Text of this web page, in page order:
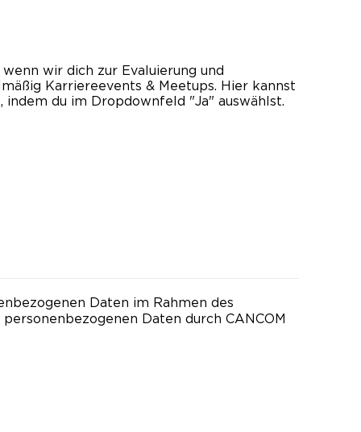
wir dich zur Evaluierung und
Karriereevents & Meetups. Hier kannst
du im Dropdownfeld "Ja" auswählst.
Daten im Rahmen des
Daten durch CANCOM